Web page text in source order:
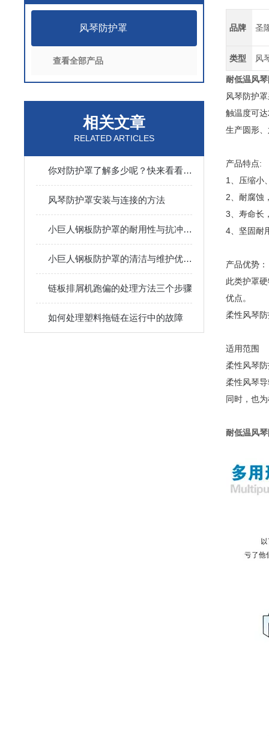
风琴防护罩
查看全部产品
相关文章
RELATED ARTICLES
你对防护罩了解多少呢？快来看看吧！
风琴防护罩安装与连接的方法
小巨人钢板防护罩的耐用性与抗冲击性能分析
小巨人钢板防护罩的清洁与维护优势概述
链板排屑机跑偏的处理方法三个步骤
如何处理塑料拖链在运行中的故障
品牌 圣
类型 风
耐低温风
风琴防护
触温度可
生产圆形
产品特点:
1、压缩小
2、耐腐蚀
3、寿命长
4、坚固耐
产品优势：
此类护罩
优点。
柔性风琴
适用范围
柔性风琴
柔性风琴
同时，也
耐低温风